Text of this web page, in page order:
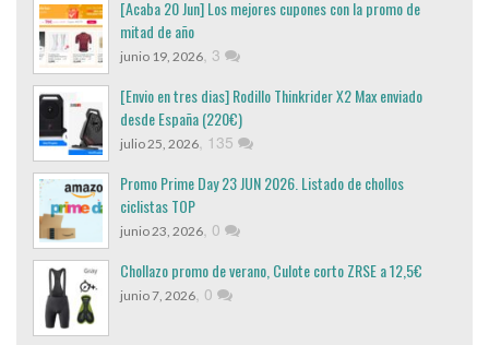
[Acaba 20 Jun] Los mejores cupones con la promo de
mitad de año
junio 19, 2026, 3
[Envio en tres dias] Rodillo Thinkrider X2 Max enviado
desde España (220€)
julio 25, 2026, 135
Promo Prime Day 23 JUN 2026. Listado de chollos
ciclistas TOP
junio 23, 2026, 0
Chollazo promo de verano, Culote corto ZRSE a 12,5€
junio 7, 2026, 0